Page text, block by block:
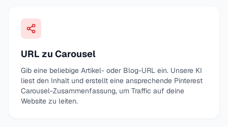
URL zu Carousel
Gib eine beliebige Artikel- oder Blog-URL ein. Unsere KI
liest den Inhalt und erstellt eine ansprechende Pinterest
Carousel-Zusammenfassung, um Traffic auf deine
Website zu leiten.